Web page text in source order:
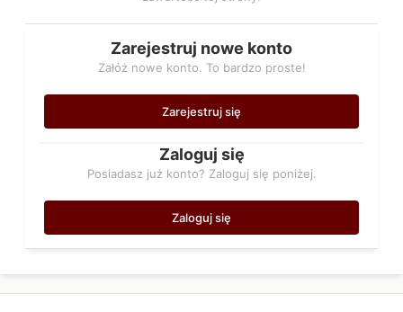
Zarejestruj nowe konto
Załóż nowe konto. To bardzo proste!
Zarejestruj się
Zaloguj się
Posiadasz już konto? Zaloguj się poniżej.
Zaloguj się